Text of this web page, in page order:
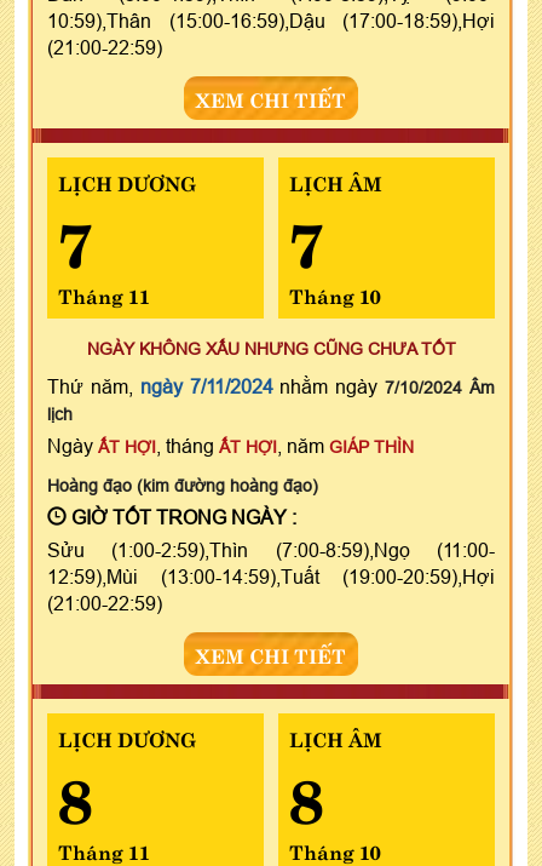
10:59),Thân (15:00-16:59),Dậu (17:00-18:59),Hợi
(21:00-22:59)
XEM CHI TIẾT
LỊCH DƯƠNG
7
Tháng 11
LỊCH ÂM
7
Tháng 10
NGÀY KHÔNG XẤU NHƯNG CŨNG CHƯA TỐT
Thứ năm, ngày 7/11/2024nhằm ngày7/10/2024 Âm
lịch
Ngày ẤT HỢI , tháng ẤT HỢI , năm GIÁP THÌN
Hoàng đạo (kim đường hoàng đạo)
GIỜ TỐT TRONG NGÀY :
Sửu (1:00-2:59),Thìn (7:00-8:59),Ngọ (11:00-
12:59),Mùi (13:00-14:59),Tuất (19:00-20:59),Hợi
(21:00-22:59)
XEM CHI TIẾT
LỊCH DƯƠNG
8
Tháng 11
LỊCH ÂM
8
Tháng 10